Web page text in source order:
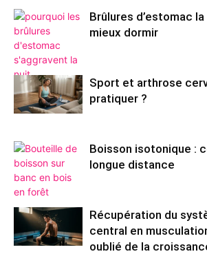
Brûlures d’estomac
mieux dormir
Sport et arthrose
pratiquer ?
Boisson isotonique :
longue distance
Récupération du
central en
oublié de la